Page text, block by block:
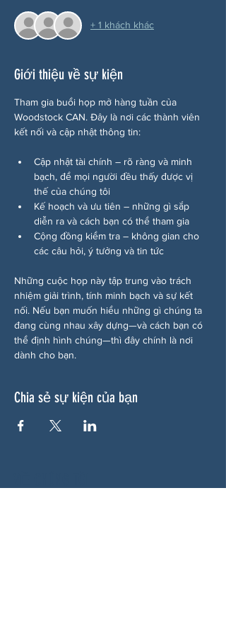
+ 1 khách khác
Giới thiệu về sự kiện
Tham gia buổi họp mở hàng tuần của
Woodstock CAN. Đây là nơi các thành viên
kết nối và cập nhật thông tin:
Cập nhật tài chính – rõ ràng và minh
bạch, để mọi người đều thấy được vị
thế của chúng tôi
Kế hoạch và ưu tiên – những gì sắp
diễn ra và cách bạn có thể tham gia
Cộng đồng kiểm tra – không gian cho
các câu hỏi, ý tưởng và tin tức
Những cuộc họp này tập trung vào trách
nhiệm giải trình, tính minh bạch và sự kết
nối. Nếu bạn muốn hiểu những gì chúng ta
đang cùng nhau xây dựng—và cách bạn có
thể định hình chúng—thì đây chính là nơi
dành cho bạn.
Chia sẻ sự kiện của bạn